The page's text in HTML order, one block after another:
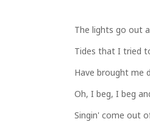
The lights go out
Tides that I tried
Have brought me
Oh, I beg, I beg
Singin' come out